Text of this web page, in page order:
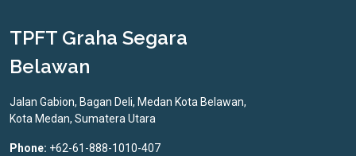
TPFT Graha Segara
Belawan
Jalan Gabion, Bagan Deli, Medan Kota Belawan,
Kota Medan, Sumatera Utara
Phone: +62-61-888-1010-407